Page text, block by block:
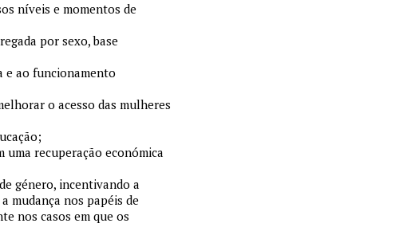
níveis e momentos de
por sexo, base
e ao funcionamento
o acesso das mulheres
recuperação económica
género, incentivando a
mudança nos papéis de
nos casos em que os